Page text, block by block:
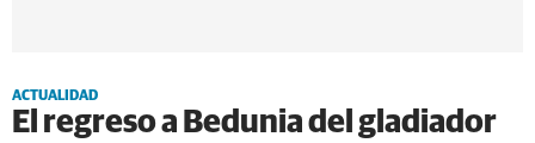
ACTUALIDAD
El regreso a Bedunia del gladiador